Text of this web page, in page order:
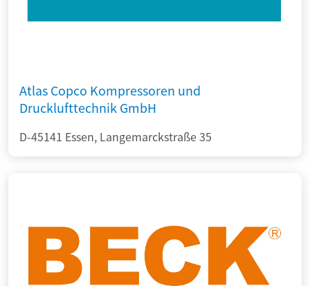
Atlas Copco Kompressoren und
Drucklufttechnik GmbH
D-45141 Essen, Langemarckstraße 35